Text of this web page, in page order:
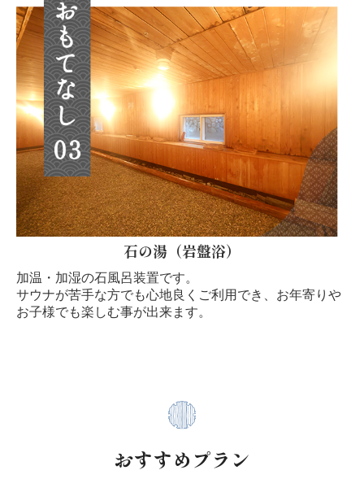
石の湯（岩盤浴）
加温・加湿の石風呂装置です。
サウナが苦手な方でも心地良くご利用でき、お年寄りや
お子様でも楽しむ事が出来ます。
おすすめプラン